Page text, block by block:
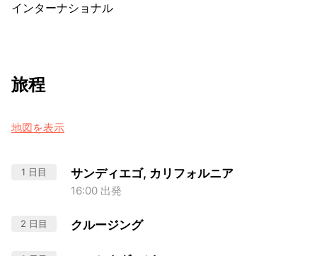
インターナショナル
旅程
地図を表示
1 日目 サンディエゴ, カリフォルニア
16:00 出発
2 日目 クルージング